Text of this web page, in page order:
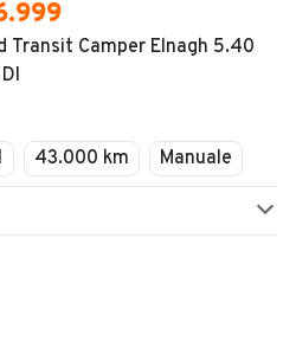
Transit Camper Elnagh 5.40
43.000 km Manuale